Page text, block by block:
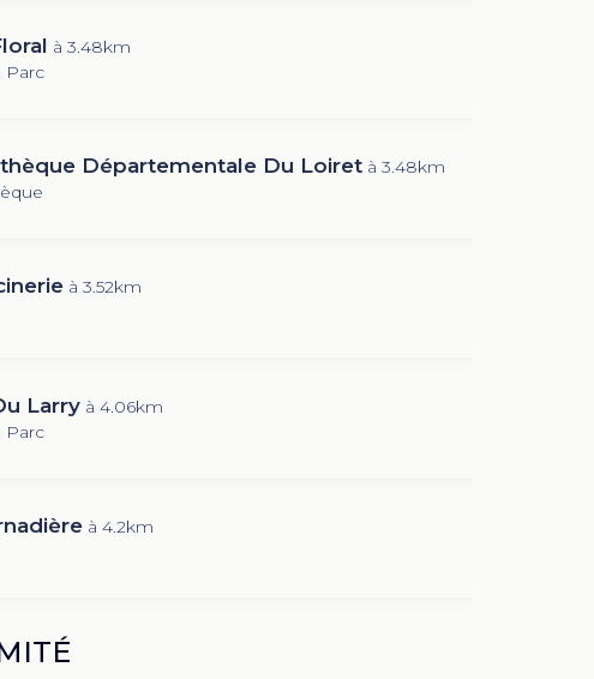
à 3.48km
Parc
Départementale Du Loiret à 3.48km
à 3.52km
Larry à 4.06km
Parc
à 4.2km